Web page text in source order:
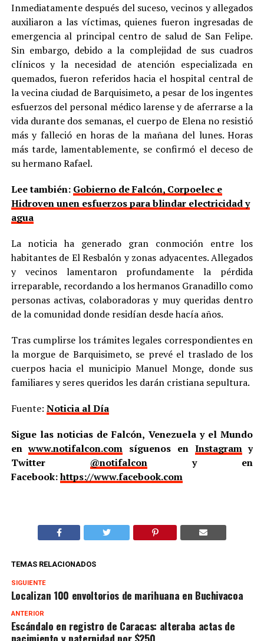
Inmediatamente después del suceso, vecinos y allegados
auxiliaron a las víctimas, quienes fueron ingresadas de
emergencia al principal centro de salud de San Felipe.
Sin embargo, debido a la complejidad de sus cuadros
clínicos y la necesidad de atención especializada en
quemados, fueron referidos hacia el hospital central de
la vecina ciudad de Barquisimeto, a pesar de los ingentes
esfuerzos del personal médico larense y de aferrarse a la
vida durante dos semanas, el cuerpo de Elena no resistió
más y falleció en horas de la mañana del lunes. Horas
más tarde, lamentablemente, se confirmó el deceso de
su hermano Rafael.
Lee también: Gobierno de Falcón, Corpoelec e
Hidroven unen esfuerzos para blindar electricidad y
agua
La noticia ha generado gran conmoción entre los
habitantes de El Resbalón y zonas adyacentes. Allegados
y vecinos lamentaron profundamente la pérdida
irreparable, recordando a los hermanos Granadillo como
personas activas, colaboradoras y muy queridas dentro
de la comunidad donde residían desde hacía años.
Tras cumplirse los trámites legales correspondientes en
la morgue de Barquisimeto, se prevé el traslado de los
cuerpos hacia el municipio Manuel Monge, donde sus
familiares y seres queridos les darán cristiana sepultura.
Fuente: Noticia al Día
Sigue las noticias de Falcón, Venezuela y el Mundo
enwww.notifalcon.com síguenos en Instagramy
Twitter @notifalcony en
Facebook:https://www.facebook.com
TEMAS RELACIONADOS
SIGUIENTE
Localizan 100 envoltorios de marihuana en Buchivacoa
ANTERIOR
Escándalo en registro de Caracas: alteraba actas de